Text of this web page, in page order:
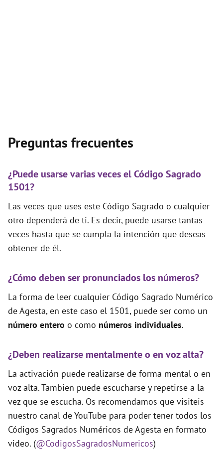
Preguntas frecuentes
¿Puede usarse varias veces el Código Sagrado
1501?
Las veces que uses este Código Sagrado o cualquier
otro dependerá de ti. Es decir, puede usarse tantas
veces hasta que se cumpla la intención que deseas
obtener de él.
¿Cómo deben ser pronunciados los números?
La forma de leer cualquier Código Sagrado Numérico
de Agesta, en este caso el 1501, puede ser como un
número entero o como números individuales.
¿Deben realizarse mentalmente o en voz alta?
La activación puede realizarse de forma mental o en
voz alta. Tambien puede escucharse y repetirse a la
vez que se escucha. Os recomendamos que visiteis
nuestro canal de YouTube para poder tener todos los
Códigos Sagrados Numéricos de Agesta en formato
video. (@CodigosSagradosNumericos)